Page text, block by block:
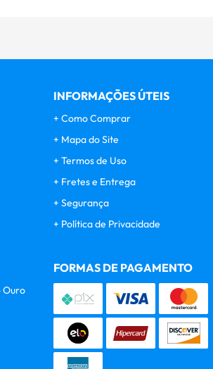
INFORMAÇÕES ÚTEIS
Como Comprar
Mapa do Site
Termos de Uso
Fretes e Entrega
Segurança
Política de Privacidade
Ouro
FORMAS DE PAGAMENTO